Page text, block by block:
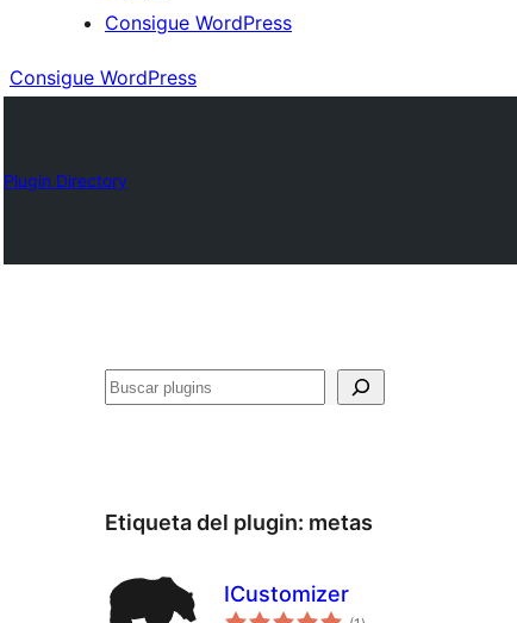
Consigue WordPress
Consigue WordPress
Plugin Directory
Buscar
Etiqueta del plugin: metas
ICustomizer
total